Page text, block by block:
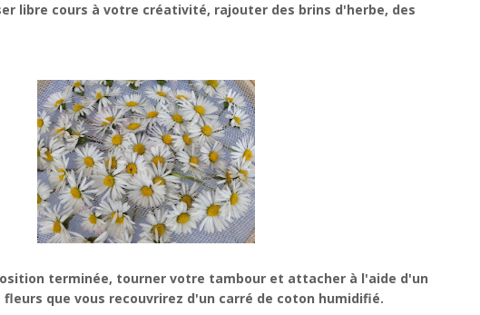
libre cours à votre créativité, rajouter des brins d'herbe, des
terminée, tourner votre tambour et attacher à l'aide d'un
que vous recouvrirez d'un carré de coton humidifié.